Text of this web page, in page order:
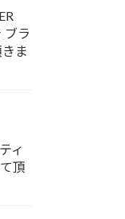
ブラ
ま
ィ
頂